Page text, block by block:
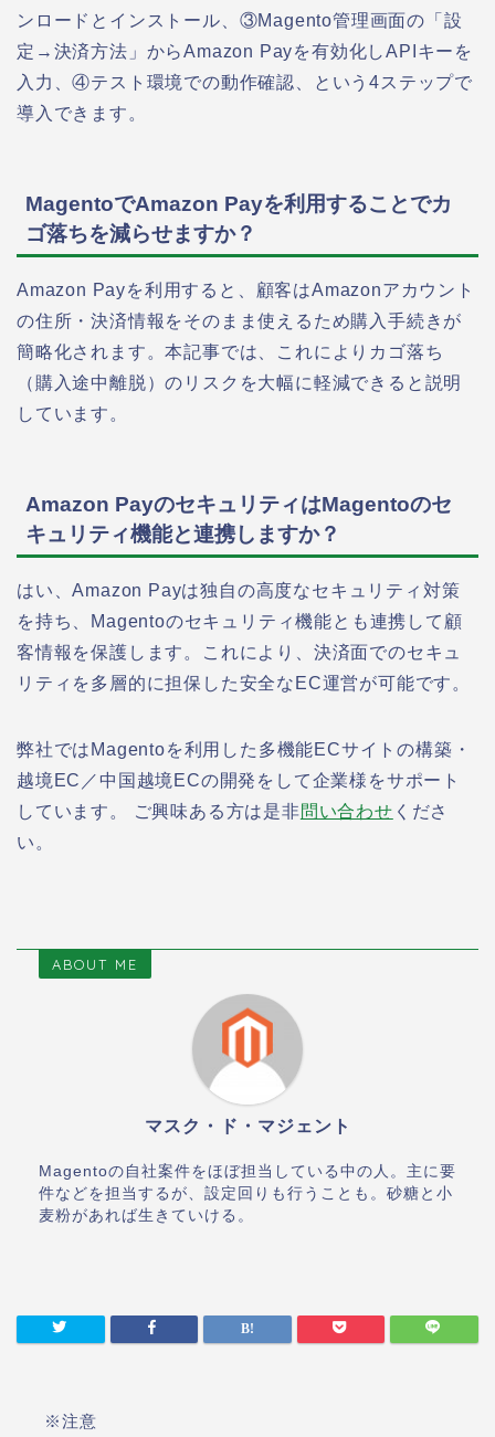
ンロードとインストール、③Magento管理画面の「設
定→決済方法」からAmazon Payを有効化しAPIキーを
入力、④テスト環境での動作確認、という4ステップで
導入できます。
MagentoでAmazon Payを利用することでカ
ゴ落ちを減らせますか？
Amazon Payを利用すると、顧客はAmazonアカウント
の住所・決済情報をそのまま使えるため購入手続きが
簡略化されます。本記事では、これによりカゴ落ち
（購入途中離脱）のリスクを大幅に軽減できると説明
しています。
Amazon PayのセキュリティはMagentoのセ
キュリティ機能と連携しますか？
はい、Amazon Payは独自の高度なセキュリティ対策
を持ち、Magentoのセキュリティ機能とも連携して顧
客情報を保護します。これにより、決済面でのセキュ
リティを多層的に担保した安全なEC運営が可能です。
弊社ではMagentoを利用した多機能ECサイトの構築・
越境EC／中国越境ECの開発をして企業様をサポート
しています。 ご興味ある方は是非問い合わせ くださ
い。
ABOUT ME
マスク・ド・マジェント
Magentoの自社案件をほぼ担当している中の人。主に要
件などを担当するが、設定回りも行うことも。砂糖と小
麦粉があれば生きていける。
※注意